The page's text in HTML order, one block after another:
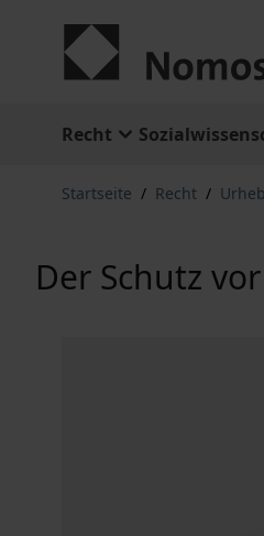
Recht
Startseite / Recht /
Der Schutz